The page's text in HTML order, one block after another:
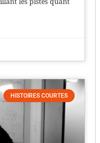
HISTOIRES COURTES